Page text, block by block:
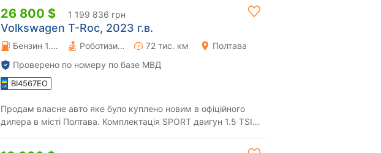
26 800 $ 1 199 836 грн
Volkswagen T-Roc, 2023 г.в.
Бензин 1.5 л. Роботизированная 72 тис. км
Полтава
Проверено по номеру по базе МВД
BI4567EO
Продам власне авто яке було куплено новим в офіційного
дилера в місті Полтава. Комплектація SPORT двигун 1.5 TSI